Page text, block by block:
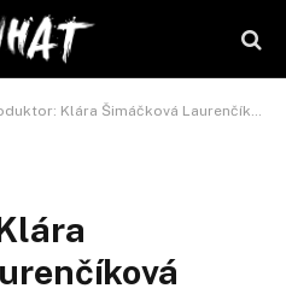
Klára Šimáčková Laurenčíková